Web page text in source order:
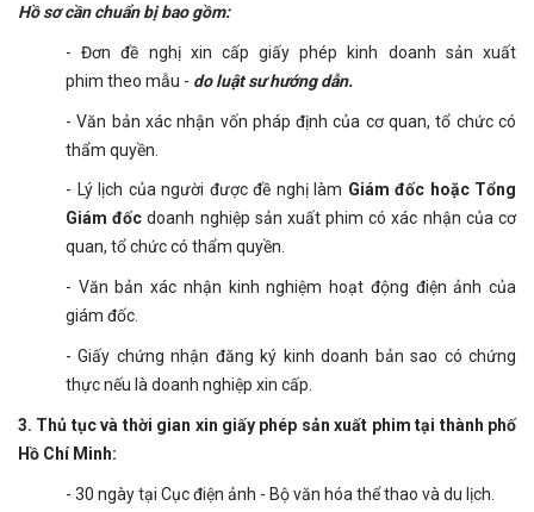
Hồ sơ cần chuẩn bị bao gồm:
- Đơn đề nghị xin cấp giấy phép kinh doanh sản xuất
phim theo mẫu - do luật sư hướng dẫn.
- Văn bản xác nhận vốn pháp định của cơ quan, tổ chức có
thẩm quyền.
- Lý lịch của người được đề nghị làm Giám đốc hoặc Tổng
Giám đốcdoanh nghiệp sản xuất phim có xác nhận của cơ
quan, tổ chức có thẩm quyền.
- Văn bản xác nhận kinh nghiệm hoạt động điện ảnh của
giám đốc.
- Giấy chứng nhận đăng ký kinh doanh bản sao có chứng
thực nếu là doanh nghiệp xin cấp.
3. Thủ tục và thời gian xin giấy phép sản xuất phimtại thành phố
Hồ Chí Minh:
- 30 ngày tại Cục điện ảnh - Bộ văn hóa thể thao và du lịch.